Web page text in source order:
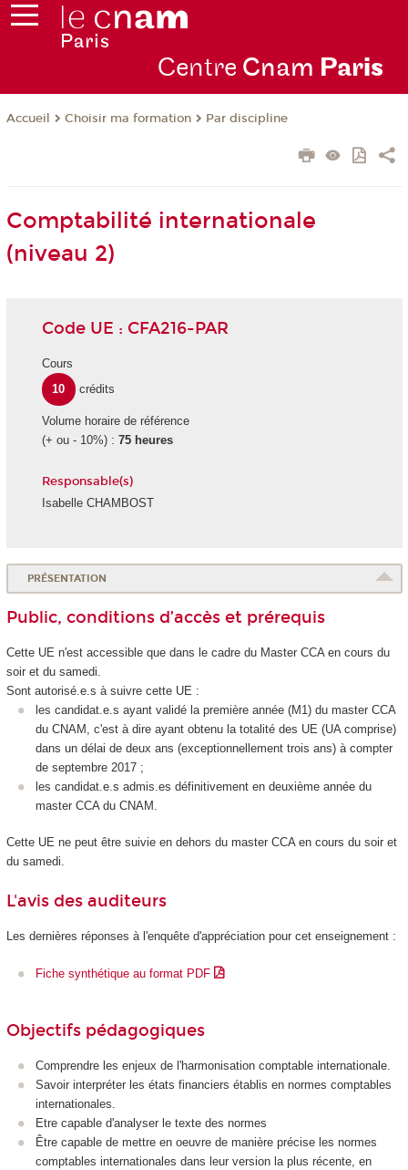
Centre Cnam Paris
Accueil Choisir ma formation Par discipline
Comptabilité internationale
(niveau 2)
Code UE : CFA216-PAR
Cours
10
crédits
Volume horaire de référence
(+ ou - 10%) : 75 heures
Responsable(s)
Isabelle CHAMBOST
PRÉSENTATION
Public, conditions d’accès et prérequis
Cette UE n'est accessible que dans le cadre du Master CCA en cours du
soir et du samedi
Sont autorisé.e.s à suivre cette UE :
les candidat.e.s ayant validé la première année (M1) du master CCA
du CNAM, c'est à dire ayant obtenu la totalité des UE (UA comprise)
dans un délai de deux ans (exceptionnellement trois ans) à compter
de septembre 2017 ;
les candidat.e.s admis.es définitivement en deuxième année du
master CCA du CNAM.
Cette UE ne peut être suivie en dehors du master CCA en cours du soir et
du samedi.
L'avis des auditeurs
Les dernières réponses à l'enquête d'appréciation pour cet enseignement :
Fiche synthétique au format PDF
Objectifs pédagogiques
Comprendre les enjeux de l'harmonisation comptable internationale.
Savoir interpréter les états financiers établis en normes comptables
internationales.
Etre capable d'analyser le texte des normes
Être capable de mettre en oeuvre de manière précise les normes
comptables internationales dans leur version la plus récente, en